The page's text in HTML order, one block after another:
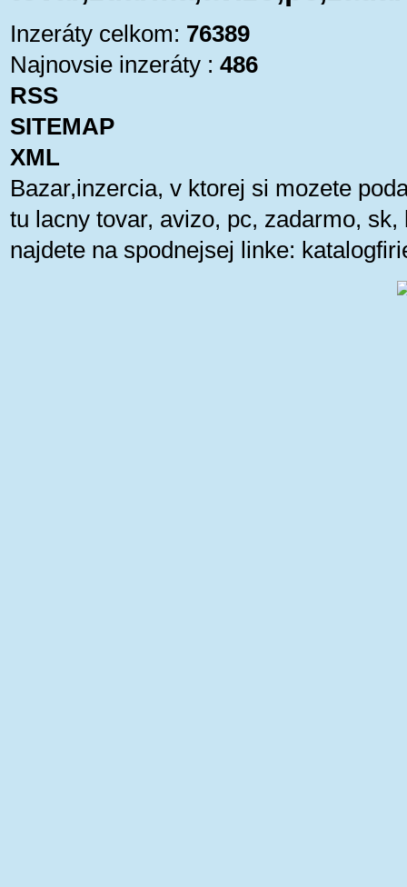
Inzeráty celkom: 76389
Najnovsie inzeráty : 486
RSS
SITEMAP
XML
Bazar,inzercia, v ktorej si mozete
tu lacny tovar, avizo, pc, zadarmo,
najdete na spodnejsej linke: